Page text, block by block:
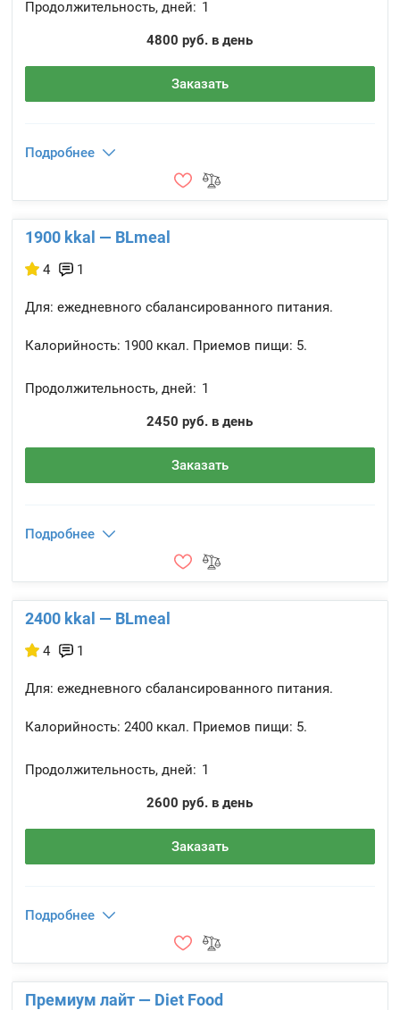
Продолжительность, дней: 1
4800 руб. в день
Заказать
Подробнее
1900 kkal — BLmeal
4 1
Для: ежедневного сбалансированного питания.
Калорийность: 1900 ккал. Приемов пищи: 5.
Продолжительность, дней: 1
2450 руб. в день
Заказать
Подробнее
2400 kkal — BLmeal
4 1
Для: ежедневного сбалансированного питания.
Калорийность: 2400 ккал. Приемов пищи: 5.
Продолжительность, дней: 1
2600 руб. в день
Заказать
Подробнее
Премиум лайт — Diet Food